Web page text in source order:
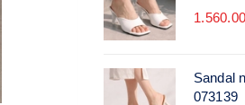
Sandal
073139